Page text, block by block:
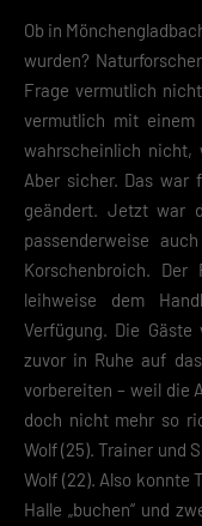
Ob in
wurden?
Frage vermutlich
vermutlich mit einem
wahrscheinlich
Aber sicher. Das
geändert. Jetzt war
passenderweise
Korschenbroich. Der
leihweise dem
Verfügung. Die
zuvor in Ruhe auf
vorbereiten – weil die
doch nicht mehr so
Wolf (25). Trainer und
Wolf (22). Also konnte
Halle „buchen“ und